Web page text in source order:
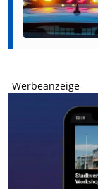
-Werbeanzeige-